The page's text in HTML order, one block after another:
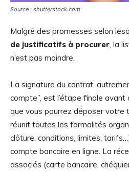
Source : shutterstock.com
Malgré des promesses selon
de justificatifs à procurer , la
n’est pas moindre.
La signature du contrat,
compte”, est l’étape finale
que vous pourrez déposer votre
réunit toutes les formalités
clôture, conditions, limites,
compte bancaire en ligne. La
associés (carte bancaire,